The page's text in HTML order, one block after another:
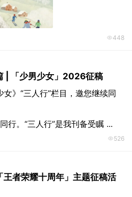
448
「少男少女」2026征稿
》“三人行”栏目，邀您继续同
行。“三人行”是我刊备受瞩 ...
526
者荣耀十周年」主题征稿活